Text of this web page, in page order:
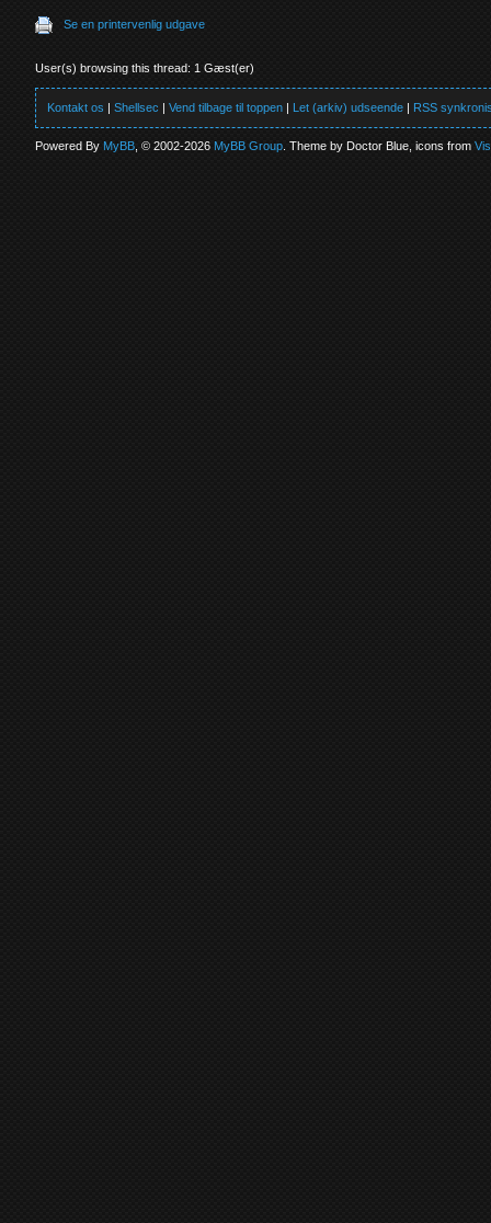
Se en printervenlig udgave
User(s) browsing this thread: 1 Gæst(er)
Kontakt os |Shellsec |Vend tilbage til toppen | Let (arkiv) udseende | RSS
Powered ByMyBB , © 2002-2026MyBB Group . Theme by Doctor Blue, icons from